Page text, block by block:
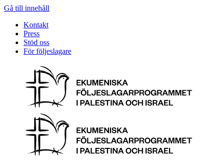
Gå till innehåll
Kontakt
Press
Stöd oss
För följeslagare